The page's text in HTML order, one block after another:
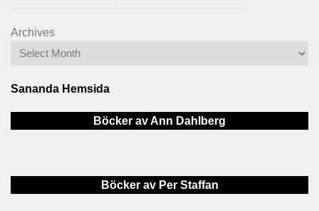
Archives
Sananda Hemsida
Böcker av Ann Dahlberg
Böcker av Per Staffan